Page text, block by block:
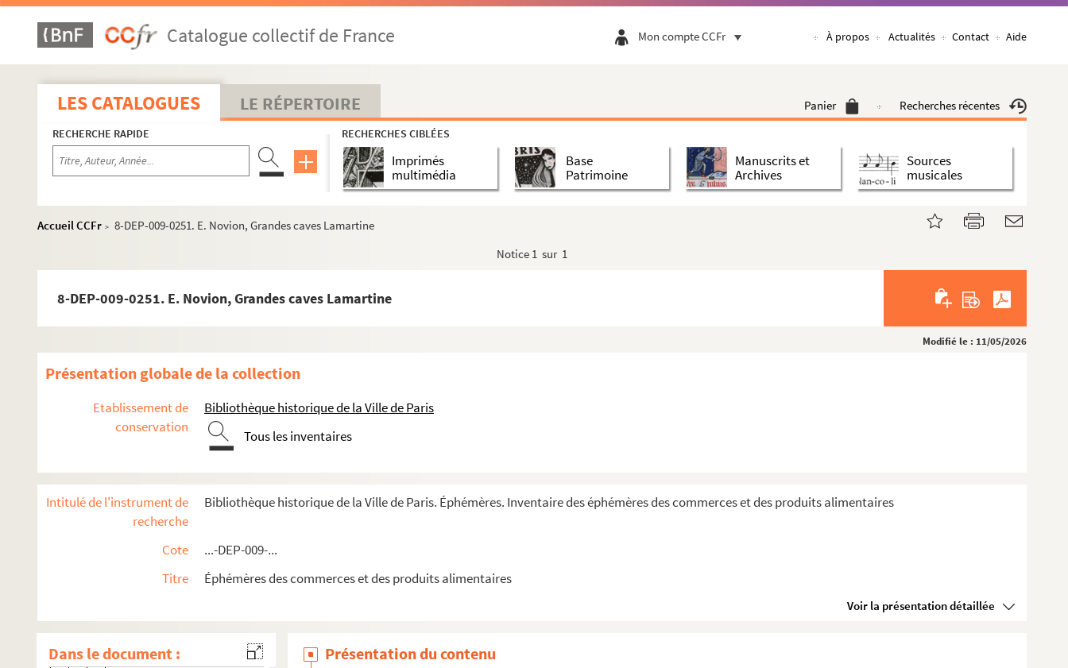
Catalogue collectif de France Mon compte CCFr À propos Actualités Contact Aide
LES CATALOGUES LE RÉPERTOIRE Panier Recherches récentes
RECHERCHE RAPIDE RECHERCHES CIBLÉES
Imprimés
multimédia
Base
Patrimoine
Manuscrits et
Archives
Sources
musicales
Accueil CCFr > 8-DEP-009-0251. E. Novion, Grandes caves Lamartine
Notice 1 sur 1
8-DEP-009-0251. E. Novion, Grandes caves Lamartine
Modifié le : 11/05/2026
Présentation globale de la collection
Etablissement de
conservation
Bibliothèque historique de la Ville de Paris
Tous les inventaires
Intitulé de l'instrument de
recherche
Bibliothèque historique de la Ville de Paris. Éphémères. Inventaire des éphémères des commerces et des produits alimentaires
Cote
...-DEP-009-...
Titre
Éphémères des commerces et des produits alimentaires
Voir la présentation détaillée
Dans le document :
4e arrondissement
5e arrondissement
6e arrondissement
7e arrondissement
8e arrondissement
9e arrondissement
8-DEP-009-0900. Agence et dépôt de la maison Ackerman-Laurance
4-DEP-009-0329. G. Boutelleau et Cie, Union des propriétaires de vignobles
8-DEP-009-0241. Cave Laffitte
4-DEP-009-0305. Compagnie générale des Bordeaux authentiques
4-DEP-009-0237. Comptoir des grands vins français
8-DEP-009-0339. Dépôt du 22 rue Le Peletier
8-DEP-009-0195. Ch. Deroche
8-DEP-009-0338. La Grande Maxéville
4-DEP-009-0314. L. Jusselain
8-DEP-009-0344. Emile Lechère
Présentation du contenu